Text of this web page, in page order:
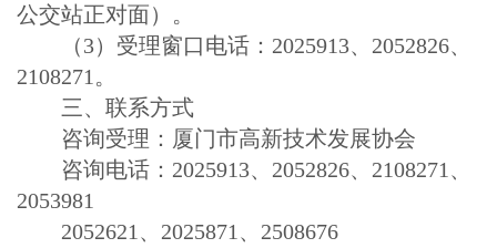
公交站正对面）。
（3）受理窗口电话：2025913、2052826、
2108271。
三、联系方式
咨询受理：厦门市高新技术发展协会
咨询电话：2025913、2052826、2108271、
2053981
2052621、2025871、2508676